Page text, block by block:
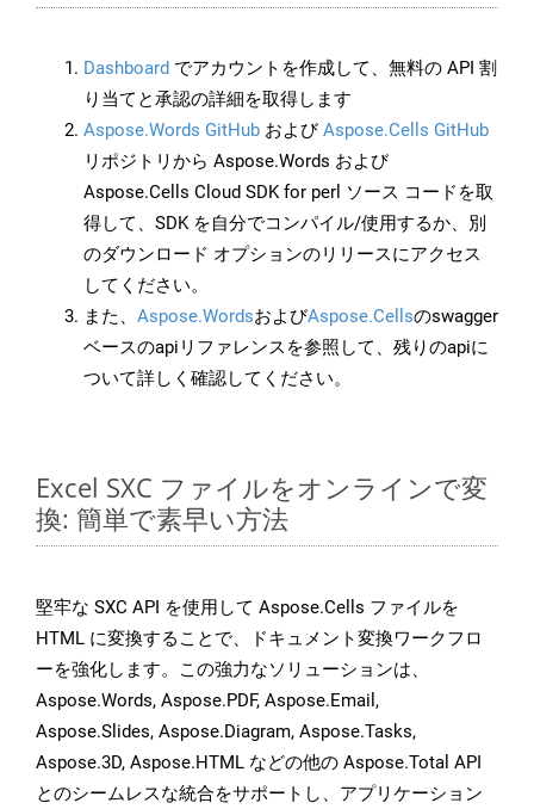
Dashboard でアカウントを作成して、無料の API 割
り当てと承認の詳細を取得します
Aspose.Words GitHub およびAspose.Cells GitHub
リポジトリから Aspose.Words および
Aspose.Cells Cloud SDK for perl ソース コードを取
得して、SDK を自分でコンパイル/使用するか、別
のダウンロード オプションのリリースにアクセス
してください。
また、 Aspose.WordsおよびAspose.Cellsのswagger
ベースのapiリファレンスを参照して、残りのapiに
ついて詳しく確認してください。
Excel SXC ファイルをオンラインで変
換: 簡単で素早い方法
堅牢な SXC API を使用して Aspose.Cells ファイルを
HTML に変換することで、ドキュメント変換ワークフロ
ーを強化します。この強力なソリューションは、
Aspose.Words, Aspose.PDF, Aspose.Email,
Aspose.Slides, Aspose.Diagram, Aspose.Tasks,
Aspose.3D, Aspose.HTML などの他の Aspose.Total API
とのシームレスな統合をサポートし、アプリケーション